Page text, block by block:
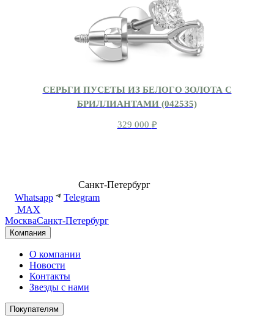
СЕРЬГИ ПУСЕТЫ ИЗ БЕЛОГО ЗОЛОТА С
БРИЛЛИАНТАМИ (042535)
329 000 ₽
Санкт-Петербург
Whatsapp
Telegram
MAX
МоскваСанкт-Петербург
Компания
О компании
Новости
Контакты
Звезды с нами
Покупателям